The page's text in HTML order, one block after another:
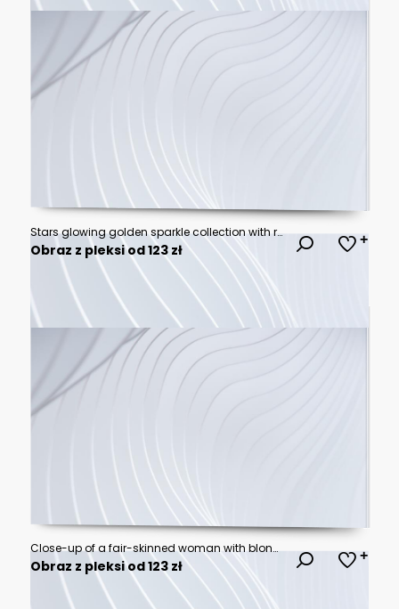
Stars glowing golden sparkle collection with radiant shining light effects for creative overlays featuring PNG, Transparent and Black Background Versions
Obraz z pleksi od 123 zł
Close-up of a fair-skinned woman with blonde, wavy hair and light eyes
Obraz z pleksi od 123 zł